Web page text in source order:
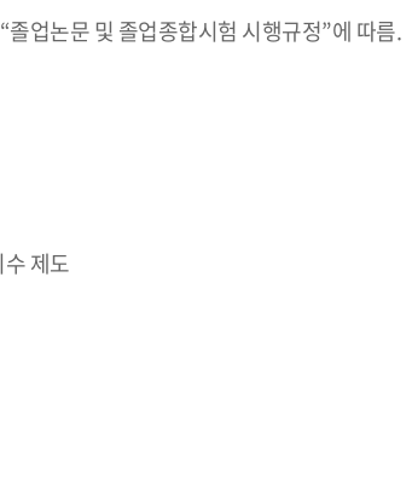
업논문 및 졸업종합시험 시행규정”에 따름.
제도